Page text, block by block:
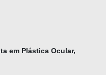
em Plástica Ocular,